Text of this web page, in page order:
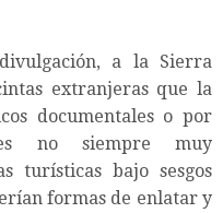
a la Sierra
extranjeras que la
documentales o por
no siempre muy
turísticas bajo sesgos
formas de enlatar y